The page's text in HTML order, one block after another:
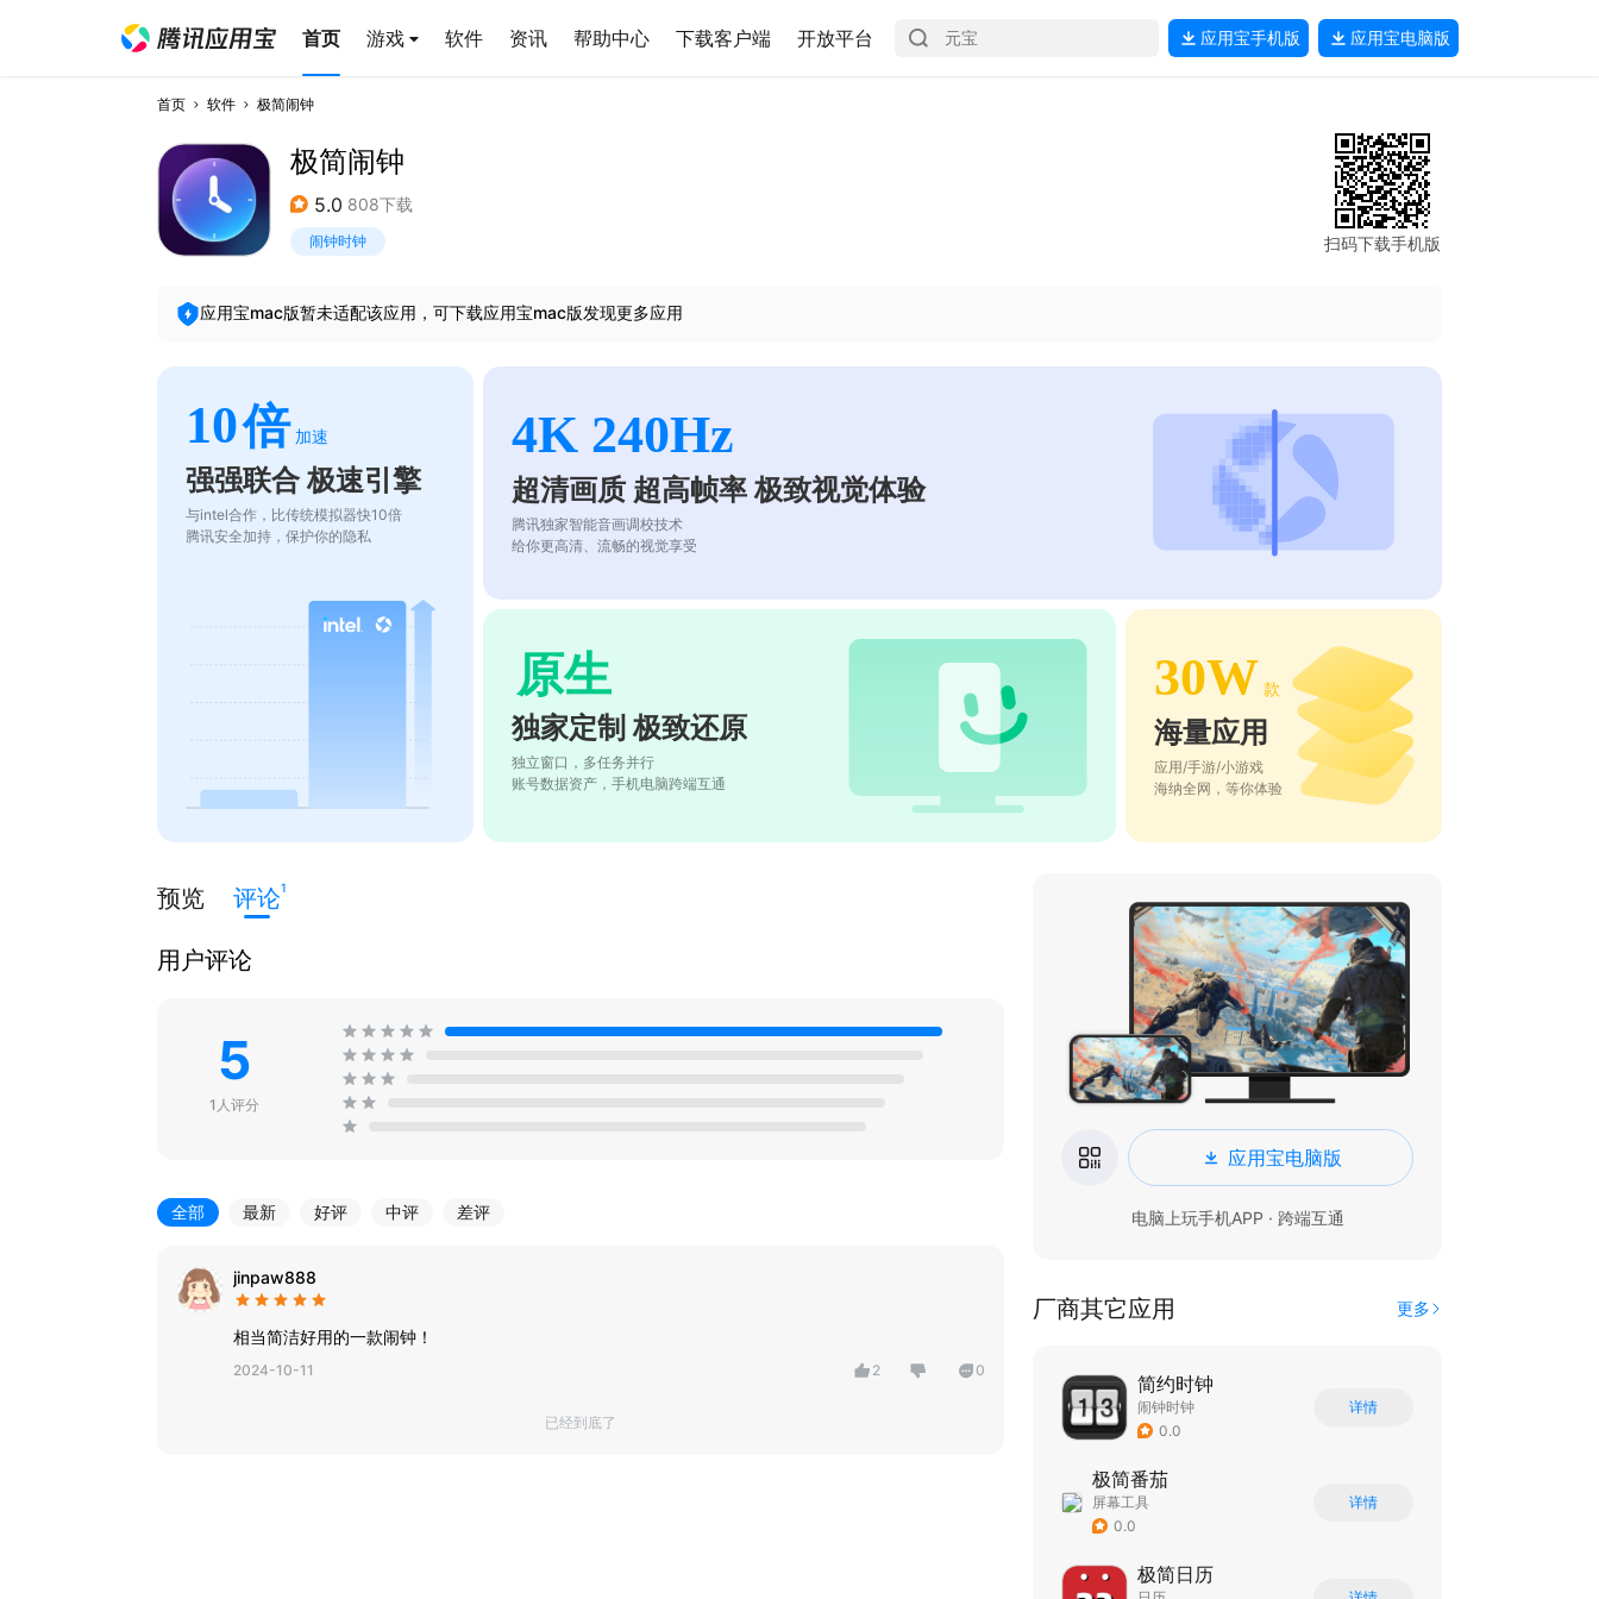
首页 游戏 软件 资讯 帮助中心 下载客户端 开放平台 应用宝手机版 应用宝电脑版
首页 软件 极简闹钟
极简闹钟
5.0 808下载
闹钟时钟 扫码下载手机版
应用宝mac版暂未适配该应用，可下载应用宝mac版发现更多应用
10倍 加速
强强联合 极速引擎
与intel合作，比传统模拟器快10倍
腾讯安全加持，保护你的隐私
4K 240Hz
超清画质 超高帧率 极致视觉体验
腾讯独家智能音画调校技术
给你更高清、流畅的视觉享受
原生
独家定制 极致还原
独立窗口，多任务并行
账号数据资产，手机电脑跨端互通
30W 款
海量应用
应用/手游/小游戏
海纳全网，等你体验
预览 评论1
用户评论
5
1人评分
全部 最新 好评 中评 差评
jinpaw888
相当简洁好用的一款闹钟！
2024-10-11 2 0
已经到底了
应用宝电脑版
电脑上玩手机APP · 跨端互通
厂商其它应用 更多
简约时钟
闹钟时钟
0.0
详情
极简番茄
屏幕工具
0.0
详情
极简日历